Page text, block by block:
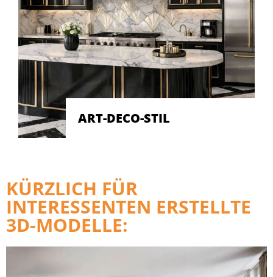
ART-DECO-STIL
KÜRZLICH FÜR
INTERESSENTEN ERSTELLTE
3D-MODELLE: